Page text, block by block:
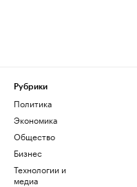
Рубрики
Политика
Экономика
Общество
Бизнес
Технологии и
медиа